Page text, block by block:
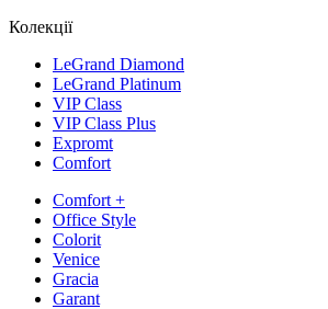
Колекції
LeGrand Diamond
LeGrand Platinum
VIP Class
VIP Class Plus
Expromt
Comfort
Comfort +
Office Style
Colorit
Venice
Gracia
Garant